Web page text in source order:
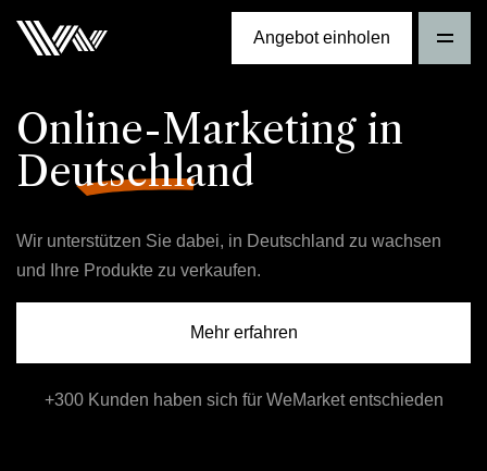
Angebot einholen
Online-Marketing in
Deutschland
Wir unterstützen Sie dabei, in Deutschland zu wachsen
und Ihre Produkte zu verkaufen.
Mehr erfahren
+300 Kunden haben sich für WeMarket entschieden